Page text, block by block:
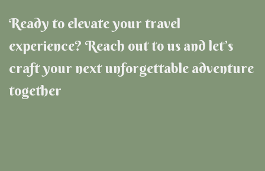
Ready to elevate your travel
experience? Reach out to us and let’s
craft your next unforgettable adventure
together